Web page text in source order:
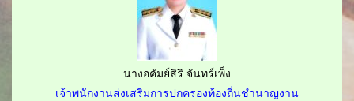
นางอคัมย์สิริ จันทร์เพ็ง
เจ้าพนักงานส่งเสริมการปกครองท้องถิ่นชำนาญงาน